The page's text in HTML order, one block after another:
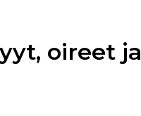
oireet ja